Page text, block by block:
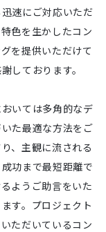
速にご対応いただ
色を生かしたコン
を提供いただけて
しております。
いては多角的なデ
た最適な方法をご
、主観に流される
功まで最短距離で
ようご助言をいた
す。プロジェクト
ただいているコン